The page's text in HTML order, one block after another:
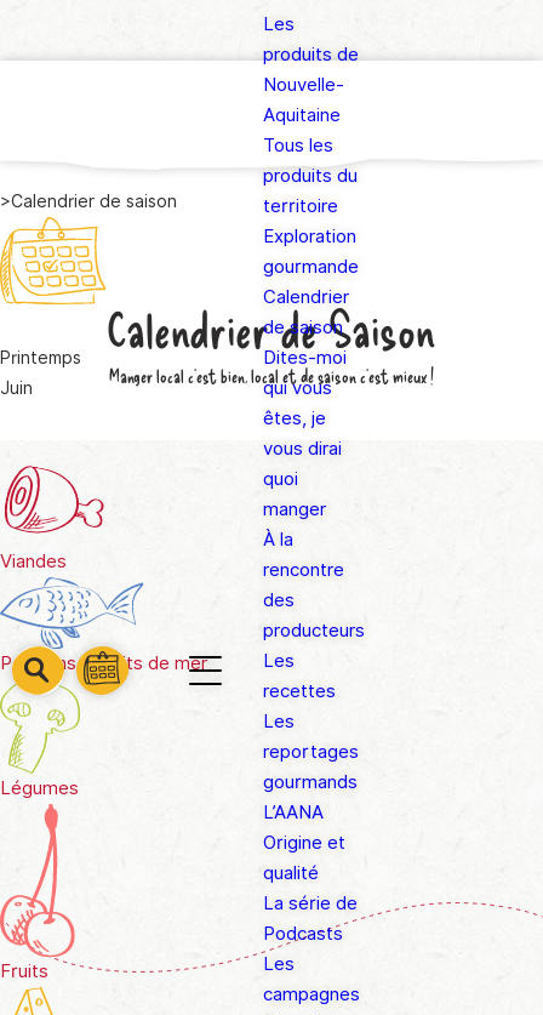
barre
barre
Les
produits de
Nouvelle-
Aquitaine
Tous les
produits du
territoire
Exploration
gourmande
Calendrier
de saison
Dites-moi
qui vous
êtes, je
vous dirai
quoi
manger
À la
rencontre
des
producteurs
Les
recettes
Les
reportages
gourmands
L’AANA
Origine et
qualité
La série de
Podcasts
Les
campagnes
>Calendrier de saison
Calendrier de Saison
Manger local c'est bien, local etde saisonc'est mieux !
Printemps
Juin
Viandes
Poissons & fruits de mer
Légumes
Fruits